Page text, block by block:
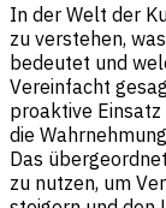
In der Welt der
zu verstehen,
bedeutet und
Vereinfacht
proaktive
die
Das
zu nutzen, um